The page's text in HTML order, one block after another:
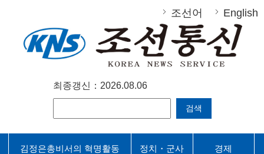
조선어 English
최종갱신：2026.08.06
검색
김정은총비서의 혁명활동 정치・군사 경제